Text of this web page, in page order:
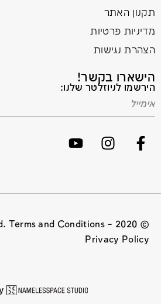
תקנון האתר
מדיניות פרטיות
הצהרת נגישות
הישארו בקשר!
הירשמו לניוזלטר שלנו:
Terms and Conditions –
Privacy Policy